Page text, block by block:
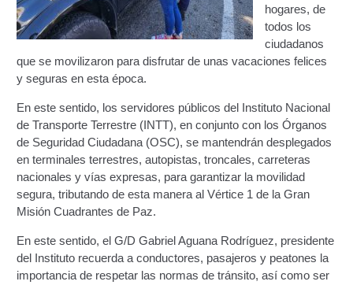
Consultas Privadas
Educación Vial
Estacionamientos registrados ante el INTT
Estructura Organizativa del INTT
Homologación
Autorización de Circulación Para Unidades Que
Transportan Mercancía De Alto Riesgo.
hogares, de
todos los
ciudadanos
que se movilizaron para disfrutar de unas vacaciones felices
y seguras en esta época.
En este sentido, los servidores públicos del Instituto Nacional
de Transporte Terrestre (INTT), en conjunto con los Órganos
de Seguridad Ciudadana (OSC), se mantendrán desplegados
en terminales terrestres, autopistas, troncales, carreteras
nacionales y vías expresas, para garantizar la movilidad
segura, tributando de esta manera al Vértice 1 de la Gran
Misión Cuadrantes de Paz.
En este sentido, el G/D Gabriel Aguana Rodríguez, presidente
del Instituto recuerda a conductores, pasajeros y peatones la
importancia de respetar las normas de tránsito, así como ser